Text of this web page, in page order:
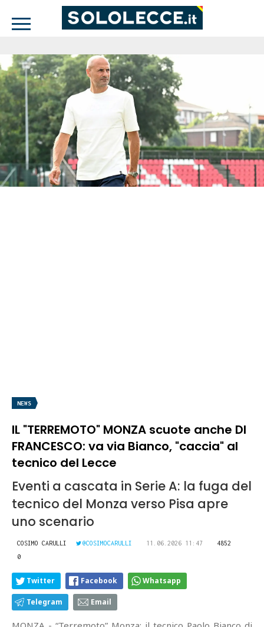
NEWS
IL "TERREMOTO" MONZA scuote anche DI
FRANCESCO: va via Bianco, "caccia" al
tecnico del Lecce
Eventi a cascata in Serie A: la fuga del
tecnico del Monza verso Pisa apre
uno scenario
COSIMO CARULLI @COSIMOCARULLI 11.06.2026 11:47
4852
0
Twitter Facebook Whatsapp
Telegram Email